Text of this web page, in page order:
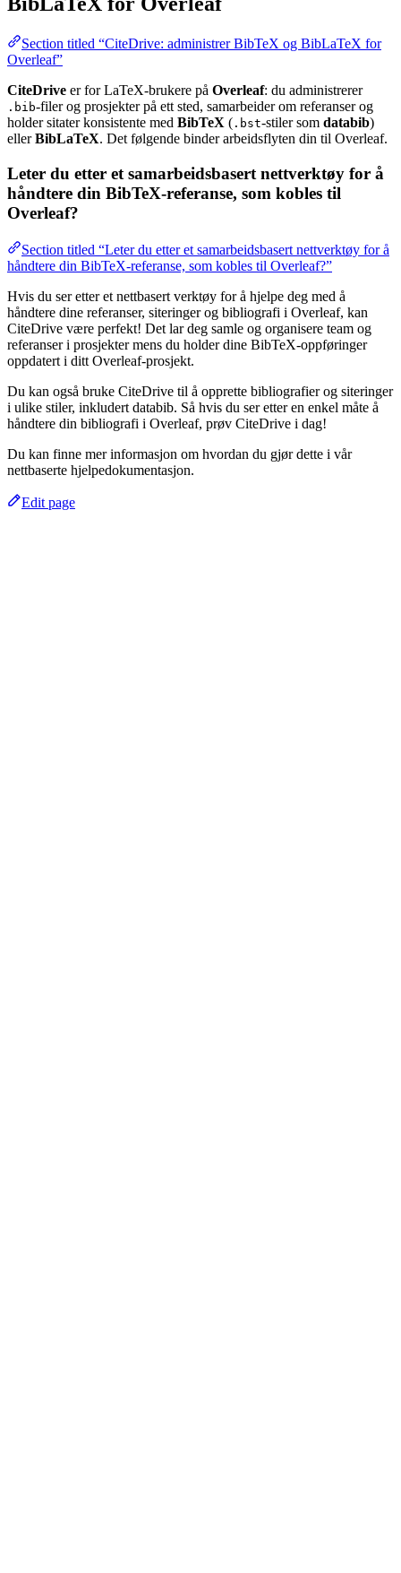
Section titled “CiteDrive: administrer BibTeX og BibLaTeX for
Overleaf”
CiteDrive er for LaTeX-brukere på Overleaf: du administrerer
.bib-filer og prosjekter på ett sted, samarbeider om referanser og
holder sitater konsistente med BibTeX ( .bst-stiler som databib)
ellerBibLaTeX. Det følgende binder arbeidsflyten din til Overleaf.
Leter du etter et samarbeidsbasert nettverktøy for å
håndtere din BibTeX-referanse, som kobles til
Overleaf?
Section titled “Leter du etter et samarbeidsbasert nettverktøy for å
håndtere din BibTeX-referanse, som kobles til Overleaf?”
Hvis du ser etter et nettbasert verktøy for å hjelpe deg med å
håndtere dine referanser, siteringer og bibliografi i Overleaf, kan
CiteDrive være perfekt! Det lar deg samle og organisere team og
referanser i prosjekter mens du holder dine BibTeX-oppføringer
oppdatert i ditt Overleaf-prosjekt.
Du kan også bruke CiteDrive til å opprette bibliografier og siteringer
i ulike stiler, inkludert databib. Så hvis du ser etter en enkel måte å
håndtere din bibliografi i Overleaf, prøv CiteDrive i dag!
Du kan finne mer informasjon om hvordan du gjør dette i vår
nettbaserte hjelpedokumentasjon.
Edit page